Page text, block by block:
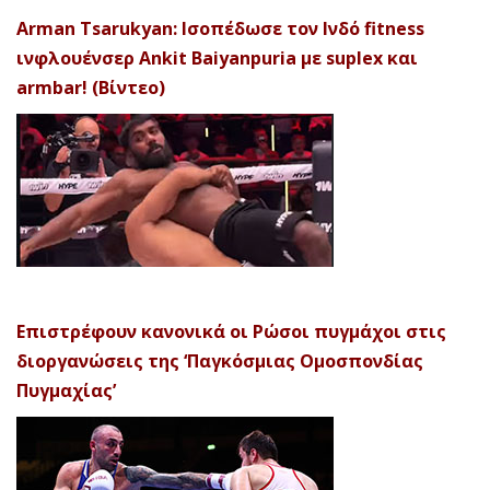
Arman Tsarukyan: Ισοπέδωσε τον Ινδό fitness
ινφλουένσερ Ankit Baiyanpuria με suplex και
armbar! (Βίντεο)
Επιστρέφουν κανονικά οι Ρώσοι πυγμάχοι στις
διοργανώσεις της ‘Παγκόσμιας Ομοσπονδίας
Πυγμαχίας’